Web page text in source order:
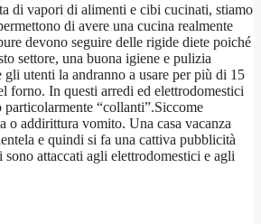
di vapori di alimenti e cibi cucinati, stiamo
di avere una cucina realmente
devono seguire delle rigide diete poiché
settore, una buona igiene e pulizia
gli utenti la andranno a usare per più di 15
forno. In questi arredi ed elettrodomestici
“collanti”.Siccome
o addirittura vomito. Una casa vacanza
e quindi si fa una cattiva pubblicità
attaccati agli elettrodomestici e agli